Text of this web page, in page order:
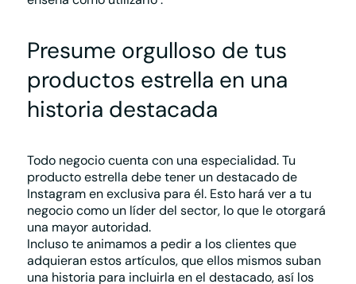
Presume orgulloso de tus
productos estrella en una
historia destacada
Todo negocio cuenta con una especialidad.Tu
producto estrella debe tener un destacado de
Instagramen exclusiva para él. Esto hará ver a tu
negocio como un líder del sector, lo que le otorgará
una mayor autoridad.
Incluso te animamos a pedir a los clientes que
adquieran estos artículos, que ellos mismos suban
una historia para incluirla en el destacado, así los